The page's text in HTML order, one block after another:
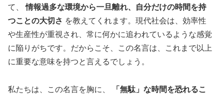
て、情報過多な環境から一旦離れ、自分だけの時間を持
つことの大切さ を教えてくれます。現代社会は、効率性
や生産性が重視され、常に何かに追われているような感覚
に陥りがちです。だからこそ、この名言は、これまで以上
に重要な意味を持つと言えるでしょう。
私たちは、この名言を胸に、
「無駄」な時間を恐れるこ